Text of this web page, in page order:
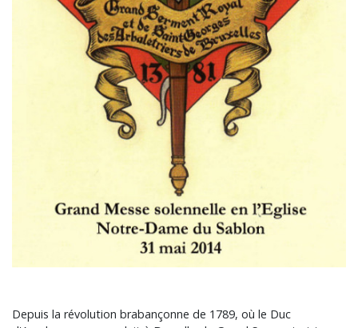
Depuis la révolution brabançonne de 1789, où le Duc